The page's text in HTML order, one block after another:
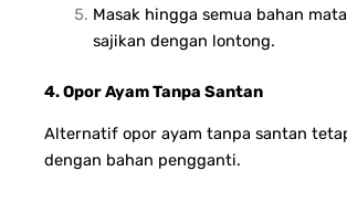
Masak hingga semua bahan
sajikan dengan lontong.
4. Opor Ayam Tanpa Santan
Alternatif opor ayam tanpa santan
dengan bahan pengganti.